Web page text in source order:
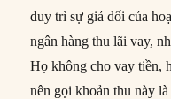
duy trì sự giả dối của
ngân hàng thu lãi vay,
Họ không cho vay tiền,
nên gọi khoản thu này